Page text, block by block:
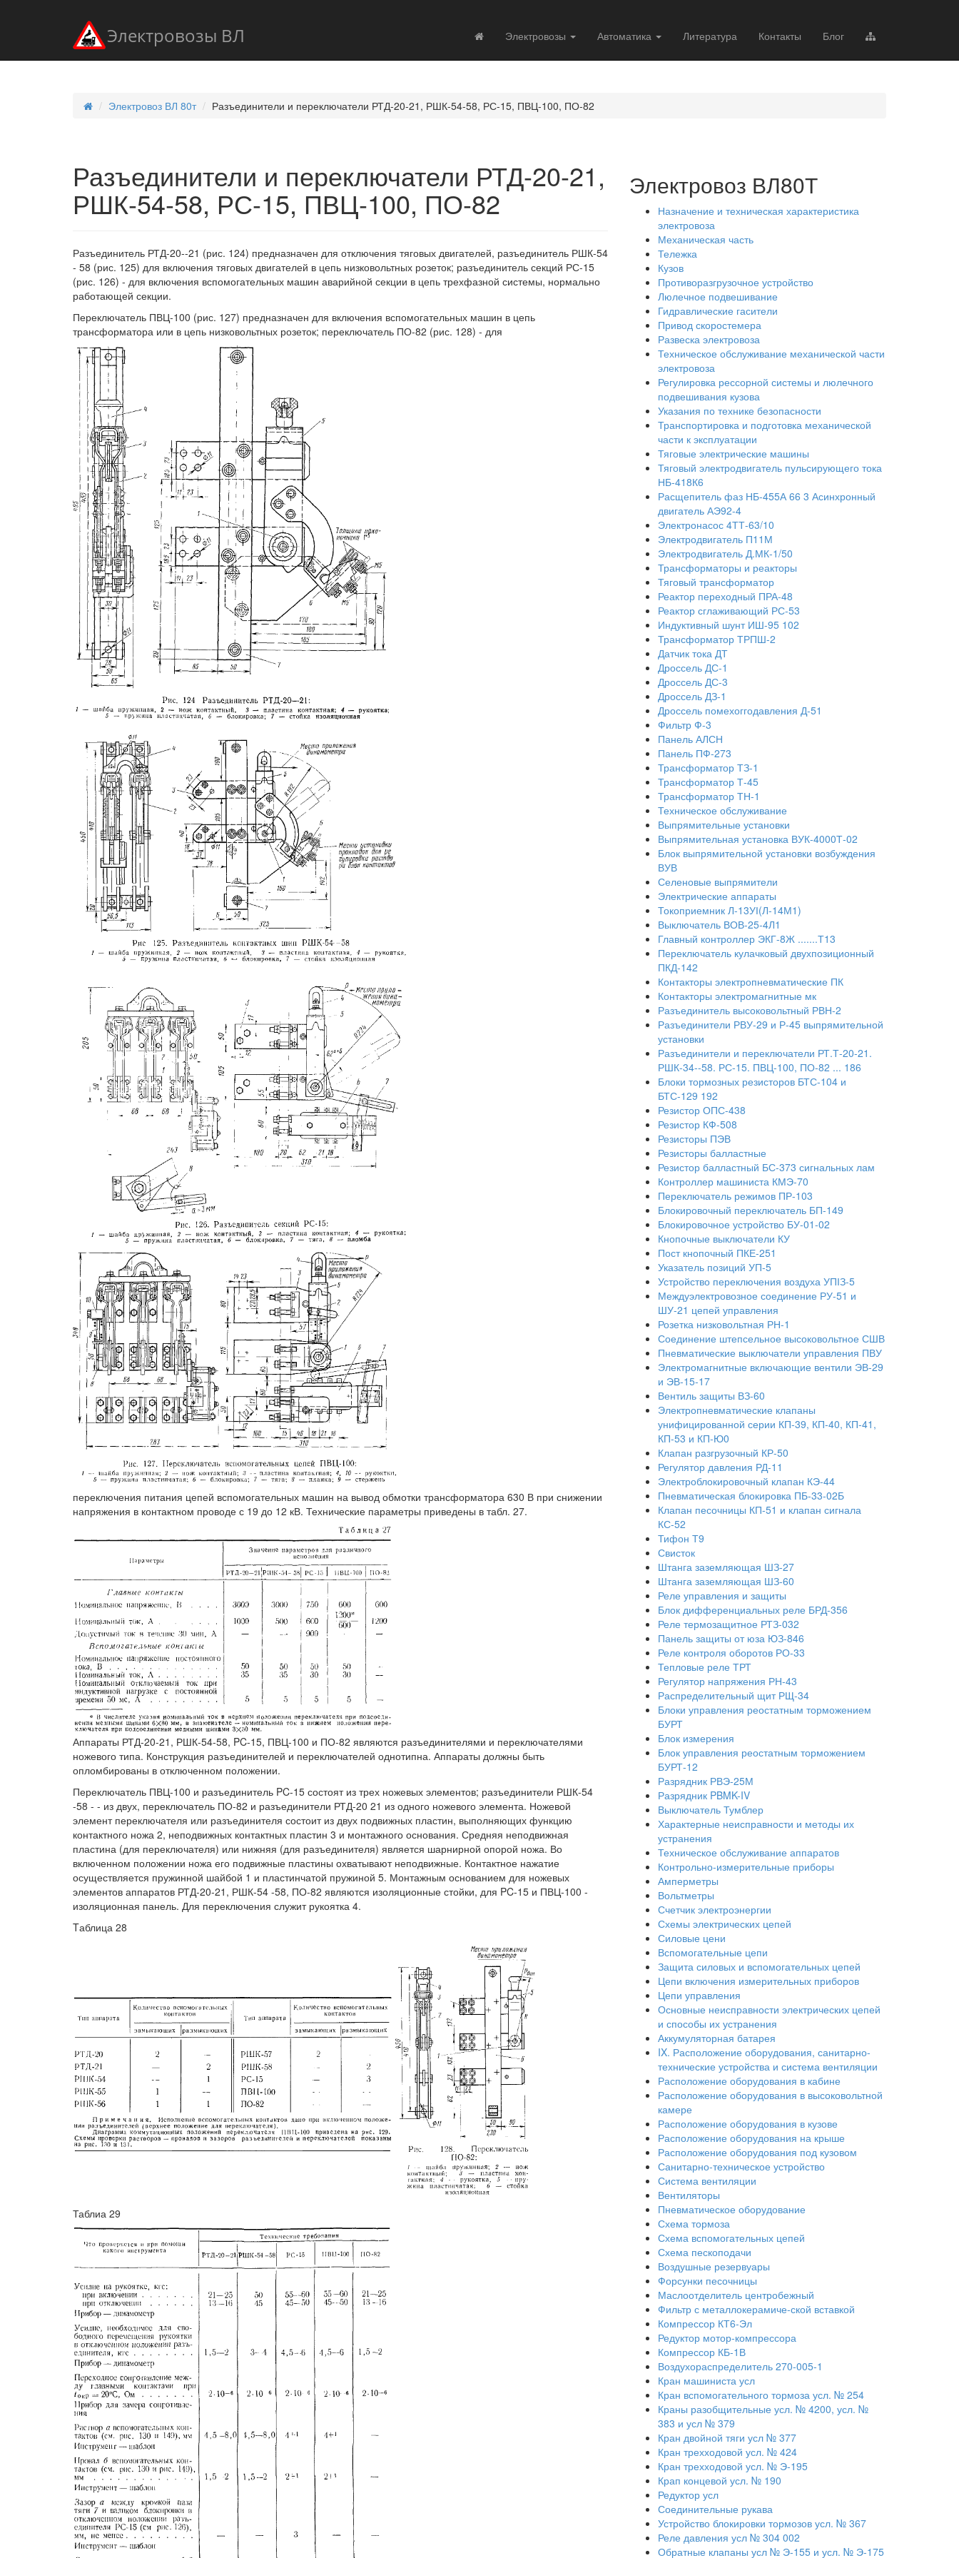
Электровозы ВЛ Электровозы Автоматика Литература Контакты Блог
Электровоз ВЛ 80т Разъединители и переключатели РТД-20-21, РШК-54-58, РС-15, ПВЦ-100, ПО-82
Разъединители и переключатели РТД-20-21,
РШК-54-58, РС-15, ПВЦ-100, ПО-82
Разъединитель РТД-20--21 (рис. 124) предназначен для отключения тяговых двигателей, разъединитель РШК-54
- 58 (рис. 125) для включения тяговых двигателей в цепь низковольтных розеток; разъединитель секций РС-15
(рис. 126) - для включения вспомогательных машин аварийной секции в цепь трехфазной системы, нормально
работающей секции.
Переключатель ПВЦ-100 (рис. 127) предназначен для включения вспомогательных машин в цепь
трансформатора или в цепь низковольтных розеток; переключатель ПО-82 (рис. 128) - для
переключения питания цепей вспомогательных машин на вывод обмотки трансформатора 630 В при снижении
напряжения в контактном проводе с 19 до 12 кВ. Технические параметры приведены в табл. 27.
Аппараты РТД-20-21, РШК-54-58, PC-15, ПВЦ-100 и ПО-82 являются разъединителями и переключателями
ножевого типа. Конструкция разъединителей и переключателей однотипна. Аппараты должны быть
опломбированы в отключенном положении.
Переключатель ПВЦ-100 и разъединитель PC-15 состоят из трех ножевых элементов; разъединители РШК-54
-58 - - из двух, переключатель ПО-82 и разъединители РТД-20 21 из одного ножевого элемента. Ножевой
элемент переключателя или разъединителя состоит из двух подвижных пластин, выполняющих функцию
контактного ножа 2, неподвижных контактных пластин 3 и монтажного основания. Средняя неподвижная
пластина (для переключателя) или нижняя (для разъединителя) является шарнирной опорой ножа. Во
включенном положении ножа его подвижные пластины охватывают неподвижные. Контактное нажатие
осуществляется пружинной шайбой 1 и пластинчатой пружиной 5. Монтажным основанием для ножевых
элементов аппаратов РТД-20-21, РШК-54 -58, ПО-82 являются изоляционные стойки, для PC-15 и ПВЦ-100 -
изоляционная панель. Для переключения служит рукоятка 4.
Tаблица 28
Таблиа 29
Электровоз ВЛ80Т
Назначение и техническая характеристика
электровоза
Механическая часть
Тележка
Кузов
Противоразгрузочное устройство
Люлечное подвешивание
Гидравлические гасители
Привод скоростемера
Развеска электровоза
Техническое обслуживание механической части
электровоза
Регулировка рессорной системы и люлечного
подвешивания кузова
Указания по технике безопасности
Транспортировка и подготовка механической
части к эксплуатации
Тяговые электрические машины
Тяговый электродвигатель пульсирующего тока
НБ-418К6
Расщепитель фаз НБ-455А 66 3 Асинхронный
двигатель АЭ92-4
Электронасос 4ТТ-63/10
Электродвигатель П11М
Электродвигатель Д.МК-1/50
Трансформаторы и реакторы
Тяговый трансформатор
Реактор переходный ПРА-48
Реактор сглаживающий РС-53
Индуктивный шунт ИШ-95 102
Трансформатор ТРПШ-2
Датчик тока ДТ
Дроссель ДС-1
Дроссель ДС-3
Дроссель ДЗ-1
Дроссель помехоггодавления Д-51
Фильтр Ф-3
Панель АЛСН
Панель ПФ-273
Трансформатор ТЗ-1
Трансформатор Т-45
Трансформатор ТН-1
Техническое обслуживание
Выпрямительные установки
Выпрямительная установка ВУК-4000Т-02
Блок выпрямительной установки возбуждения
ВУВ
Селеновые выпрямители
Электрические аппараты
Токоприемник Л-13УІ(Л-14М1)
Выключатель ВОВ-25-4Л1
Главный контроллер ЭКГ-8Ж .......Т13
Переключатель кулачковый двухпозиционный
ПКД-142
Контакторы электропневматические ПК
Контакторы электромагнитные мк
Разъединитель высоковольтный РВН-2
Разъединители РВУ-29 и Р-45 выпрямительной
установки
Разъединители и переключатели РТ.Т-20-21.
РШК-34--58. РС-15. ПВЦ-100, ПО-82 ... 186
Блоки тормозных резисторов БТС-104 и
БТС-129 192
Резистор ОПС-438
Резистор КФ-508
Резисторы ПЭВ
Резисторы балластные
Резистор балластный БС-373 сигнальных лам
Контроллер машиниста КМЭ-70
Переключатель режимов ПР-103
Блокировочный переключатель БП-149
Блокировочное устройство БУ-01-02
Кнопочные выключатели КУ
Пост кнопочный ПКЕ-251
Указатель позиций УП-5
Устройство переключения воздуха УПІЗ-5
Междуэлектровозное соединение РУ-51 и
ШУ-21 цепей управления
Розетка низковольтная РН-1
Соединение штепсельное высоковольтное СШВ
Пневматические выключатели управления ПВУ
Электромагнитные включающие вентили ЭВ-29
и ЭВ-15-17
Вентиль защиты ВЗ-60
Электропневматические клапаны
унифицированной серии КП-39, КП-40, КП-41,
КП-53 и КП-Ю0
Клапан разгрузочный КР-50
Регулятор давления РД-11
Электроблокировочный клапан КЭ-44
Пневматическая блокировка ПБ-33-02Б
Клапан песочницы КП-51 и клапан сигнала
КС-52
Тифон Т9
Свисток
Штанга заземляющая ШЗ-27
Штанга заземляющая ШЗ-60
Реле управления и защиты
Блок дифференциальных реле БРД-356
Реле термозащитное РТЗ-032
Панель защиты от юза ЮЗ-846
Реле контроля оборотов РО-33
Тепловые реле ТРТ
Регулятор напряжения РН-43
Распределительный щит РЩ-34
Блоки управления реостатным торможением
БУРТ
Блок измерения
Блок управления реостатным торможением
БУРТ-12
Разрядник РВЭ-25М
Разрядник PBMK-IV
Выключатель Тумблер
Характерные неисправности и методы их
устранения
Техническое обслуживание аппаратов
Контрольно-измерительные приборы
Амперметры
Вольтметры
Счетчик электроэнергии
Схемы электрических цепей
Силовые цени
Вспомогательные цепи
Защита силовых и вспомогательных цепей
Цепи включения измерительных приборов
Цепи управления
Основные неисправности электрических цепей
и способы их устранения
Аккумуляторная батарея
IX. Расположение оборудования, санитарно-
технические устройства и система вентиляции
Расположение оборудования в кабине
Расположение оборудования в высоковольтной
камере
Расположение оборудования в кузове
Расположение оборудования на крыше
Расположение оборудования под кузовом
Санитарно-техническое устройство
Система вентиляции
Вентиляторы
Пневматическое оборудование
Схема тормоза
Схема вспомогательных цепей
Схема пескоподачи
Воздушные резервуары
Форсунки песочницы
Маслоотделитель центробежный
Фильтр с металлокерамиче-ской вставкой
Компрессор КТ6-Эл
Редуктор мотор-компрессора
Компрессор КБ-1В
Воздухораспределитель 270-005-1
Кран машиниста усл
Кран вспомогательного тормоза усл. № 254
Краны разобщительные усл. № 4200, усл. №
383 и усл № 379
Кран двойной тяги усл № 377
Кран трехходовой усл. № 424
Кран трехходовой усл. № Э-195
Крап концевой усл. № 190
Редуктор усл
Соединительные рукава
Устройство блокировки тормозов усл. № 367
Реле давления усл № 304 002
Обратные клапаны усл № Э-155 и усл. № Э-175